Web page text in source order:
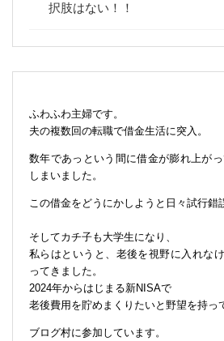
択肢はない！！
ふわふわ主婦です。
夫の複数回の転職で借金生活に突入。
数年であっという間に借金が膨れ上が
しまいました。
この借金をどうにかしようと日々試行錯
そしてカチ子も大学生になり、
私らはというと、老後を視野に入れな
ってきました。
2024年からはじまる新NISAで
老後費用を貯めまくりたいと野望を持っ
ブログ村に参加しています。